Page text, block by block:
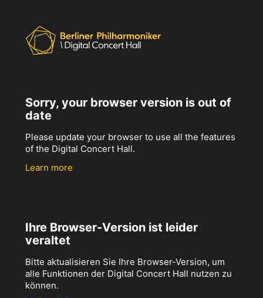
Sorry, your browser version is out of
date
Please update your browser to use all the features
of the Digital Concert Hall.
Learn more
Ihre Browser-Version ist leider
veraltet
Bitte aktualisieren Sie Ihre Browser-Version, um
alle Funktionen der Digital Concert Hall nutzen zu
können.